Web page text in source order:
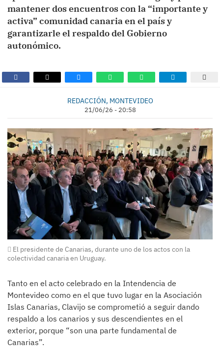
mantener dos encuentros con la “importante y
activa” comunidad canaria en el país y
garantizarle el respaldo del Gobierno
autonómico.
REDACCIÓN, MONTEVIDEO
21/06/26 - 20:58
El presidente de Canarias, durante uno de los actos con la
colectividad canaria en Uruguay.
Tanto en el acto celebrado en la Intendencia de
Montevideo como en el que tuvo lugar en la Asociación
Islas Canarias, Clavijo se comprometió a seguir dando
respaldo a los canarios y sus descendientes en el
exterior, porque “son una parte fundamental de
Canarias”.